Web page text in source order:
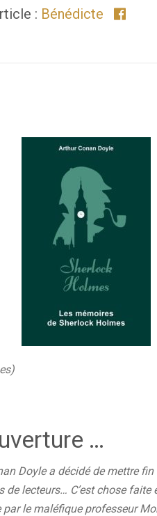
: Bénédicte
…
Doyle a décidé de mettre
lecteurs… C’est chose faite
le maléfique professeur